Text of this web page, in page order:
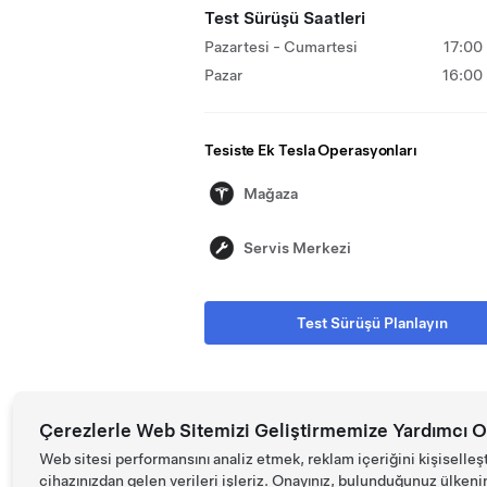
Test Sürüşü Saatleri
Pazartesi - Cumartesi
Pazar
16:00
Tesiste Ek Tesla Operasyonları
Mağaza
Servis Merkezi
Test Sürüşü Planlayın
Çerezlerle Web Sitemizi Geliştirmemize Yardımcı
Web sitesi performansını analiz etmek, reklam içeriğini
cihazınızdan gelen verileri işleriz. Onayınız, bulunduğunuz